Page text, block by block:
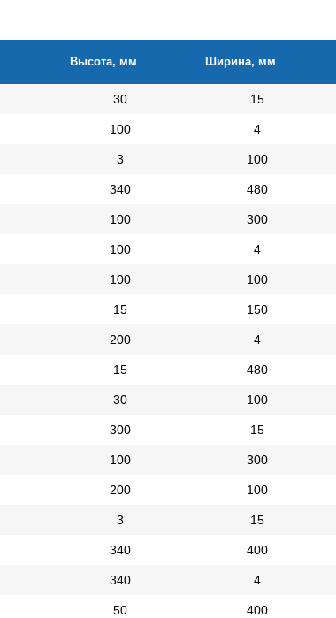
Высота, мм Ширина, мм
30 15
100 4
3 100
340 480
100 300
100 4
100 100
15 150
200 4
15 480
30 100
300 15
100 300
200 100
3 15
340 400
340 4
50 400